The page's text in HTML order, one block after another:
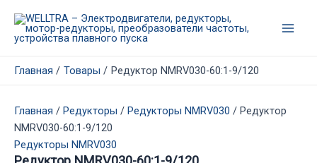
содержимому
Главная Товары Редуктор NMRV030-60:1-9/120
Главная / Редукторы / Редукторы NMRV030 / Редуктор
NMRV030-60:1-9/120
Редукторы NMRV030